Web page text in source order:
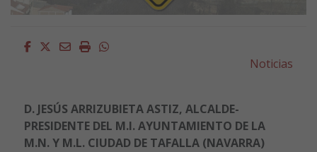
Facebook
Twitter
EmailImprimirWhatsapp
Noticias
D. JESÚS ARRIZUBIETA ASTIZ, ALCALDE-
PRESIDENTE DEL M.I. AYUNTAMIENTO DE LA
M.N. Y M.L. CIUDAD DE TAFALLA (NAVARRA)